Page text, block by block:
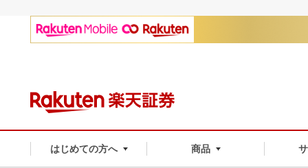
はじめての方へ 商品